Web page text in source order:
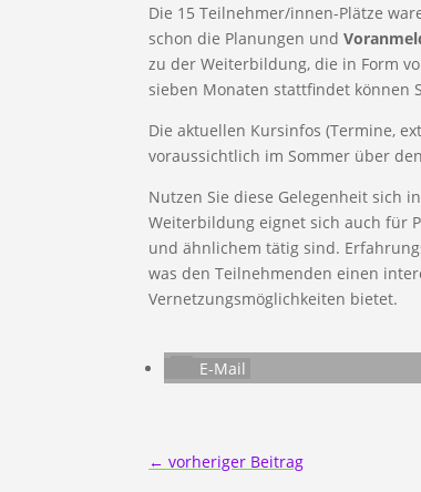
Die 15 Teilnehmer/innen-Plätze
schon die Planungen und
zu der Weiterbildung, die in Form
sieben Monaten stattfindet können
Die aktuellen Kursinfos (Termine,
voraussichtlich im Sommer über
Nutzen Sie diese Gelegenheit sich
Weiterbildung eignet sich auch für
und ähnlichem tätig sind.
was den Teilnehmenden einen
Vernetzungsmöglichkeiten bietet.
E-Mail
←vorheriger Beitrag